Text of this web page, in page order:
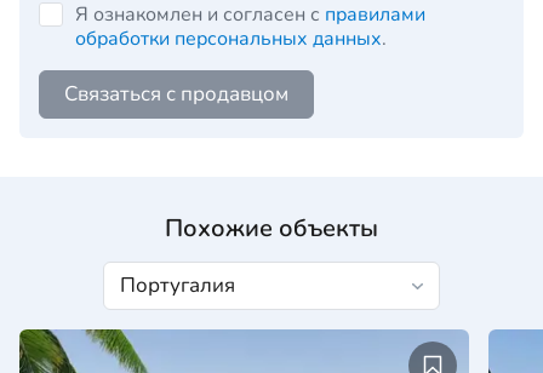
Я ознакомлен и согласен с правилами
обработки персональных данных.
Связаться с продавцом
Похожие объекты